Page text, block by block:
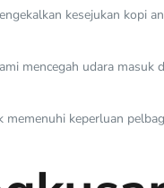
kesejukan kopi
mencegah udara
keperluan